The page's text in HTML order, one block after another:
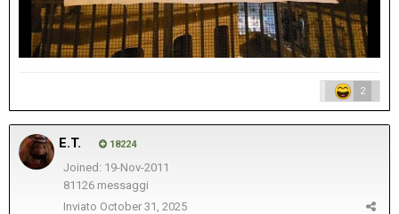
2
E.T. 18224
Joined: 19-Nov-2011
81126 messaggi
Inviato October 31, 2025